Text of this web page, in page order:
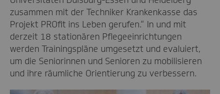
zusammen mit der Techniker Krankenkasse das
Projekt PROfit ins Leben gerufen.“ In und mit
derzeit 18 stationären Pflegeeinrichtungen
werden Trainingspläne umgesetzt und evaluiert,
um die Seniorinnen und Senioren zu mobilisieren
und ihre räumliche Orientierung zu verbessern.